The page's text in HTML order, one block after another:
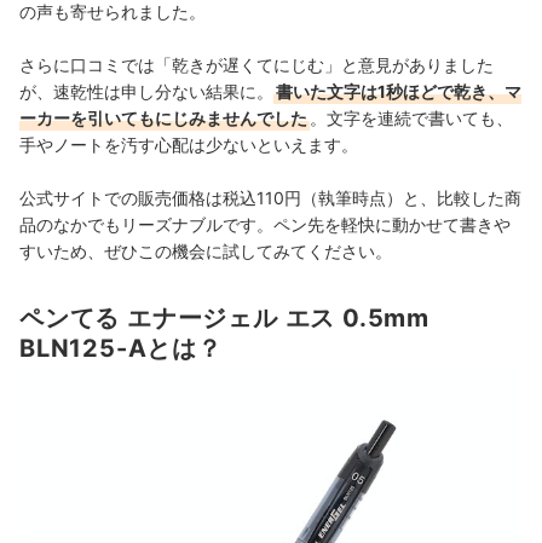
の声も寄せられました。
さらに口コミでは「乾きが遅くてにじむ」と意見がありました
が、速乾性は申し分ない結果に。
書いた文字は1秒ほどで乾き、マ
ーカーを引いてもにじみませんでした 。文字を連続で書いても、
手やノートを汚す心配は少ないといえます。
公式サイトでの販売価格は税込110円（執筆時点）と、比較した商
品のなかでもリーズナブルです。ペン先を軽快に動かせて書きや
すいため、ぜひこの機会に試してみてください。
ペンてる エナージェル エス 0.5mm
BLN125-Aとは？